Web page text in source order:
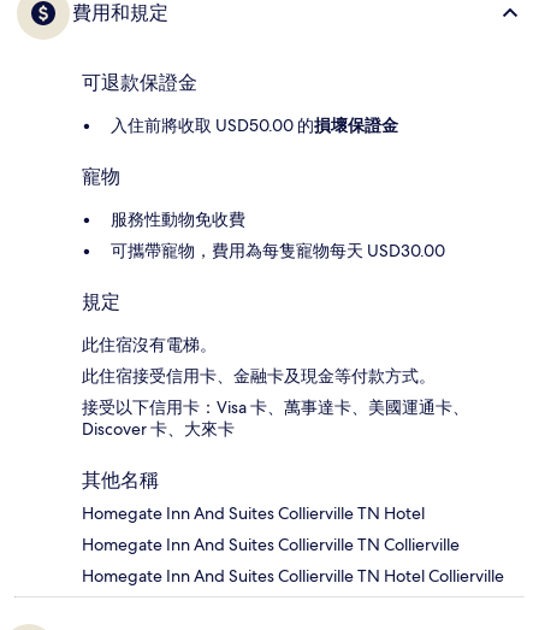
費用和規定
可退款保證金
入住前將收取 USD50.00 的損壞保證金
寵物
服務性動物免收費
可攜帶寵物，費用為每隻寵物每天 USD30.00
規定
此住宿沒有電梯。
此住宿接受信用卡、金融卡及現金等付款方式。
接受以下信用卡：Visa 卡、萬事達卡、美國運通卡、
Discover 卡、大來卡
其他名稱
Homegate Inn And Suites Collierville TN Hotel
Homegate Inn And Suites Collierville TN Collierville
Homegate Inn And Suites Collierville TN Hotel Collierville